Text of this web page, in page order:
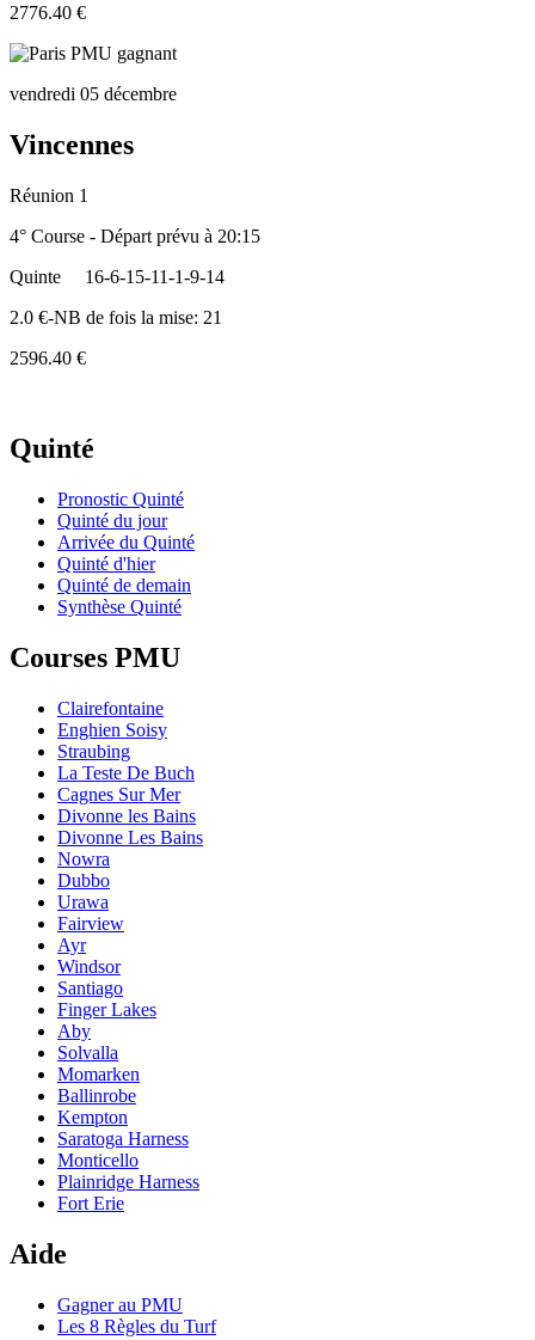
2776.40 €
vendredi 05 décembre
Vincennes
Réunion 1
4° Course - Départ prévu à 20:15
Quinte
16-6-15-11-1-9-14
2.0 €-NB de fois la mise: 21
2596.40 €
Quinté
Pronostic Quinté
Quinté du jour
Arrivée du Quinté
Quinté d'hier
Quinté de demain
Synthèse Quinté
Courses PMU
Clairefontaine
Enghien Soisy
Straubing
La Teste De Buch
Cagnes Sur Mer
Divonne les Bains
Divonne Les Bains
Nowra
Dubbo
Urawa
Fairview
Ayr
Windsor
Santiago
Finger Lakes
Aby
Solvalla
Momarken
Ballinrobe
Kempton
Saratoga Harness
Monticello
Plainridge Harness
Fort Erie
Aide
Gagner au PMU
Les 8 Règles du Turf